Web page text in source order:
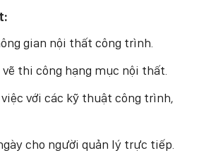
gian nội thất công trình.
thi công hạng mục nội thất.
với các kỹ thuật công trình,
cho người quản lý trực tiếp.